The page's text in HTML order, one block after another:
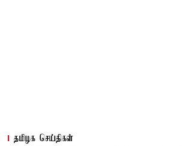
தமிழக செய்திகள்